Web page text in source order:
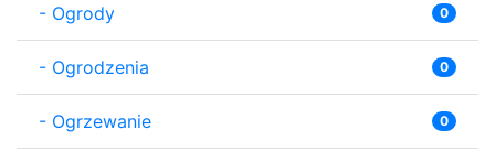
- Ogrody 0
- Ogrodzenia 0
- Ogrzewanie 0